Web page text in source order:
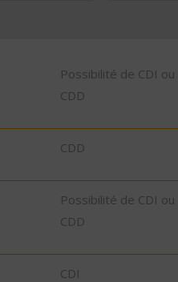
Possibilité de CDI ou
CDD
CDD
Possibilité de CDI ou
CDD
CDI